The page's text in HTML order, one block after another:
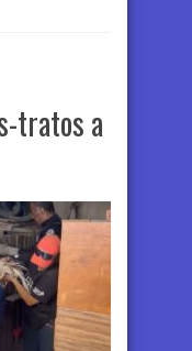
tratos a